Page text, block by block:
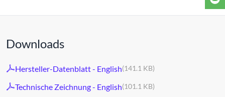
Downloads
Hersteller-Datenblatt - English(141.1 KB)
Technische Zeichnung - English(101.1 KB)